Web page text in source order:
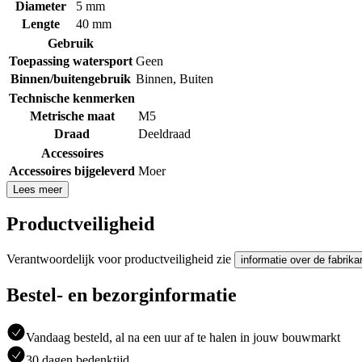
Diameter
5 mm
Lengte
40 mm
Gebruik
Toepassing watersport Geen
Binnen/buitengebruik Binnen, Buiten
Technische kenmerken
Metrische maat
M5
Draad
Deeldraad
Accessoires
Accessoires bijgeleverd Moer
Lees meer
Productveiligheid
Verantwoordelijk voor productveiligheid zie informatie over de
Bestel- en bezorginformatie
Vandaag besteld, al na een uur af te halen in jouw bouwmarkt